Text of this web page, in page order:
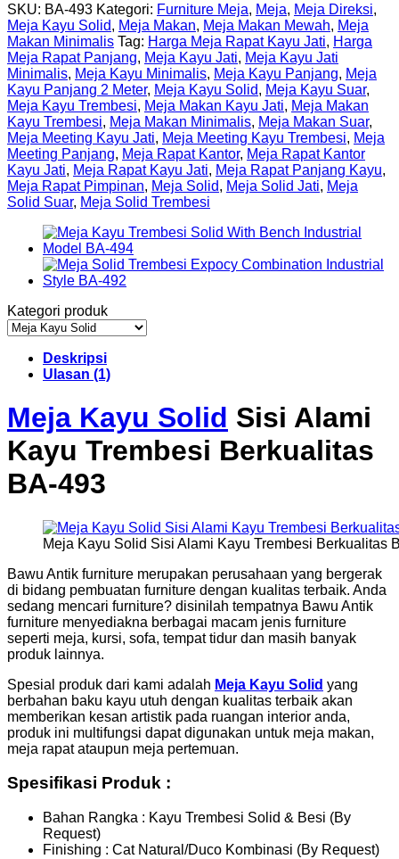
SKU: BA-493 Kategori: Furniture Meja, Meja, Meja Direksi,
Meja Kayu Solid, Meja Makan, Meja Makan Mewah, Meja
Makan Minimalis Tag: Harga Meja Rapat Kayu Jati, Harga
Meja Rapat Panjang, Meja Kayu Jati, Meja Kayu Jati
Minimalis, Meja Kayu Minimalis, Meja Kayu Panjang, Meja
Kayu Panjang 2 Meter, Meja Kayu Solid, Meja Kayu Suar,
Meja Kayu Trembesi, Meja Makan Kayu Jati, Meja Makan
Kayu Trembesi, Meja Makan Minimalis, Meja Makan Suar,
Meja Meeting Kayu Jati, Meja Meeting Kayu Trembesi, Meja
Meeting Panjang, Meja Rapat Kantor, Meja Rapat Kantor
Kayu Jati, Meja Rapat Kayu Jati, Meja Rapat Panjang Kayu,
Meja Rapat Pimpinan, Meja Solid, Meja Solid Jati, Meja
Solid Suar, Meja Solid Trembesi
Kategori produk
Deskripsi
Ulasan (1)
Meja Kayu Solid Sisi Alami
Kayu Trembesi Berkualitas
BA-493
Meja Kayu Solid Sisi Alami Kayu Trembesi Berkualitas
Bawu Antik furniture merupakan perusahaan yang bergerak
di bidang pembuatan furniture dengan kualitas terbaik. Anda
sedang mencari furniture? disinilah tempatnya Bawu Antik
furniture menyediakna berbagai macam jenis furniture
seperti meja, kursi, sofa, tempat tidur dan masih banyak
produk lainnya.
Spesial produk dari kami adalah Meja Kayu Solid yang
berbahan baku kayu utuh dengan kualitas terbaik akan
memberikan kesan artistik pada ruangan interior anda,
produk ini multifungsi dapat digunakan untuk meja makan,
meja rapat ataupun meja pertemuan.
Spesifikasi Produk :
Bahan Rangka : Kayu Trembesi Solid & Besi (By
Request)
Finishing : Cat Natural/Duco Kombinasi (By Request)